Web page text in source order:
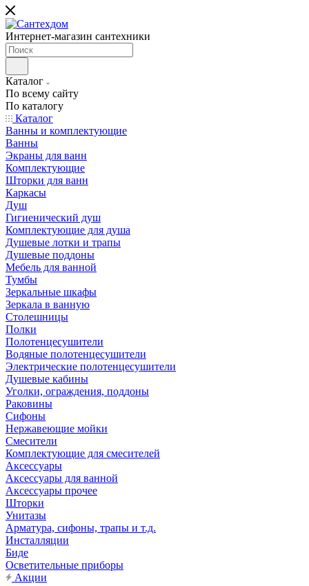
Интернет-магазин сантехники
Каталог
По всему сайту
По каталогу
Каталог
Ванны и комплектующие
Ванны
Экраны для ванн
Комплектующие
Шторки для ванн
Каркасы
Душ
Гигиенический душ
Комплектующие для душа
Душевые лотки и трапы
Душевые поддоны
Мебель для ванной
Тумбы
Зеркальные шкафы
Зеркала в ванную
Столешницы
Полки
Полотенцесушители
Водяные полотенцесушители
Электрические полотенцесушители
Душевые кабины
Уголки, ограждения, поддоны
Раковины
Сифоны
Нержавеющие мойки
Смесители
Комплектующие для смесителей
Аксессуары
Аксессуары для ванной
Аксессуары прочее
Шторки
Унитазы
Арматура, сифоны, трапы и т.д.
Инсталляции
Биде
Осветительные приборы
Акции